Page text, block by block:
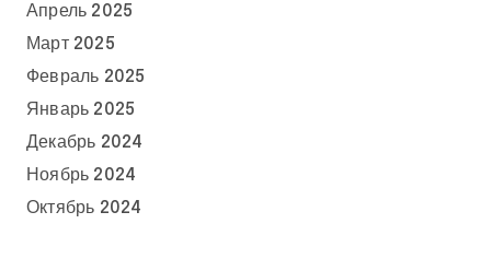
Апрель 2025
Март 2025
Февраль 2025
Январь 2025
Декабрь 2024
Ноябрь 2024
Октябрь 2024